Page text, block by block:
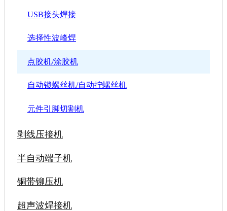
USB接头焊接
选择性波峰焊
点胶机/涂胶机
自动锁螺丝机/自动拧螺丝机
元件引脚切割机
剥线压接机
半自动端子机
铜带铆压机
超声波焊接机